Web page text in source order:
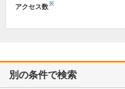
アクセス数※
別の条件で検索